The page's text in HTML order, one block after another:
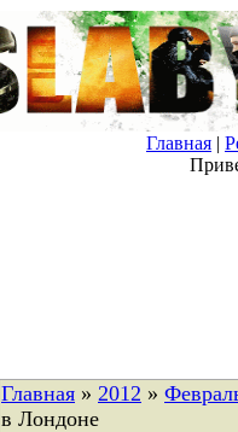
Главная |
Главная » 2012 »
в Лондоне